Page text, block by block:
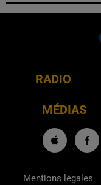
RADIO
MÉDIAS
Mentions légales